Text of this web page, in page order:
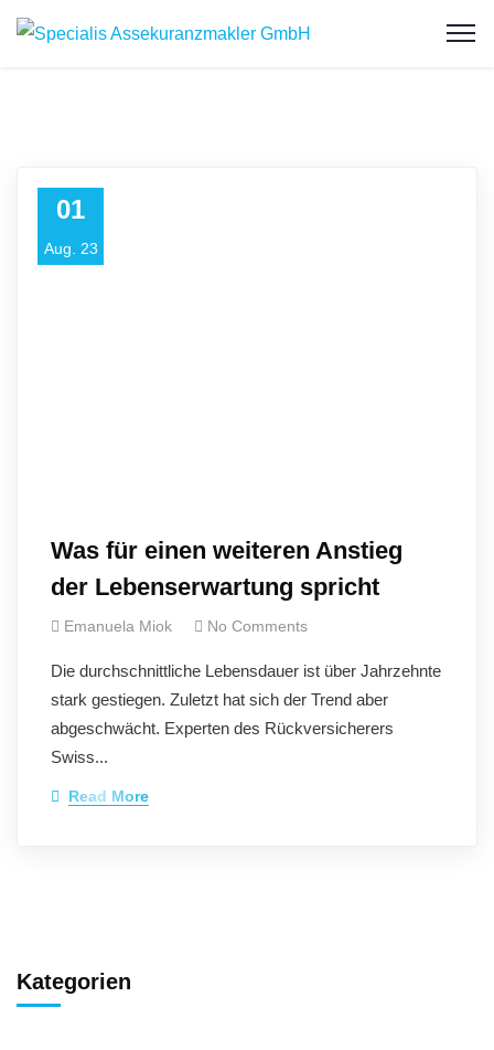
01
Aug. 23
Was für einen weiteren Anstieg
der Lebenserwartung spricht
Emanuela Miok No Comments
Die durchschnittliche Lebensdauer ist über Jahrzehnte
stark gestiegen. Zuletzt hat sich der Trend aber
abgeschwächt. Experten des Rückversicherers
Swiss...
Read More
Kategorien